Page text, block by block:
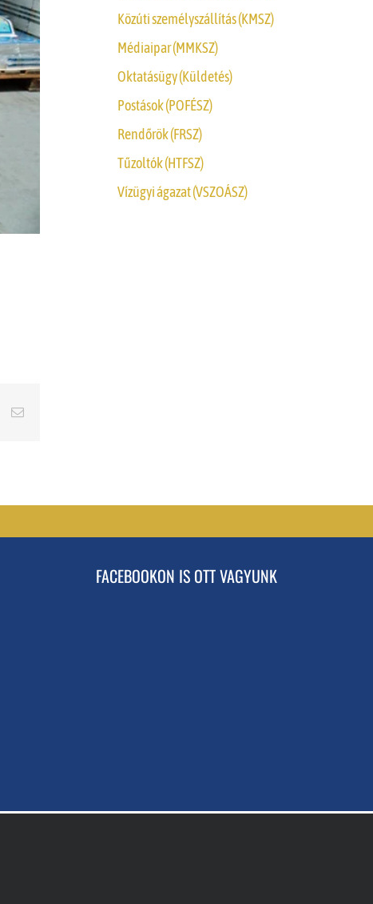
PinterestEmail
Közúti személyszállítás (KMSZ)
Médiaipar (MMKSZ)
Oktatásügy (Küldetés)
Postások (POFÉSZ)
Rendőrök (FRSZ)
Tűzoltók (HTFSZ)
Vízügyi ágazat (VSZOÁSZ)
FACEBOOKON IS OTT VAGYUNK